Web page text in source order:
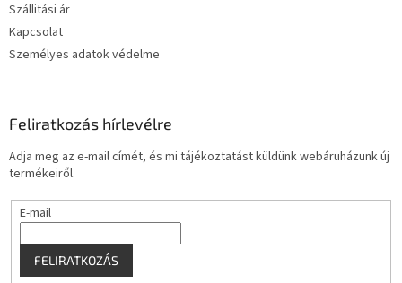
Szállitási ár
Kapcsolat
Személyes adatok védelme
Feliratkozás hírlevélre
Adja meg az e-mail címét, és mi tájékoztatást küldünk webáruházunk új
termékeiről.
E-mail
FELIRATKOZÁS